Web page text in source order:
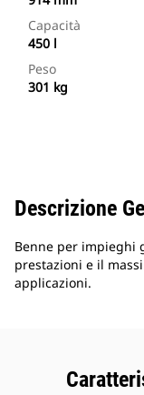
Capacità
450 l
Peso
301 kg
Descrizione
Benne per impieghi
prestazioni e il
applicazioni.